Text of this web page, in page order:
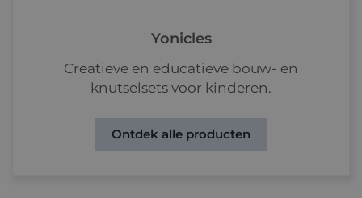
Yonicles
Creatieve en educatieve bouw- en
knutselsets voor kinderen.
Ontdek alle producten